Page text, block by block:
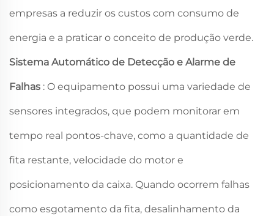
empresas a reduzir os custos com consumo de
energia e a praticar o conceito de produção verde.
Sistema Automático de Detecção e Alarme de
Falhas : O equipamento possui uma variedade de
sensores integrados, que podem monitorar em
tempo real pontos-chave, como a quantidade de
fita restante, velocidade do motor e
posicionamento da caixa. Quando ocorrem falhas
como esgotamento da fita, desalinhamento da